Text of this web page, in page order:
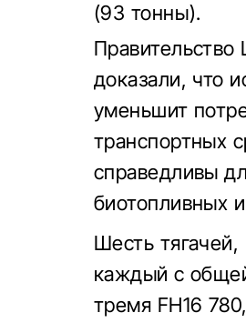
(93 тонны).
доказали, что
уменьшит
транспортных
справедливы
биотопливных
Шесть
каждый с
тремя FH16